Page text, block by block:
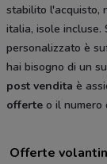
stabilito l'acquisto,
italia, isole incluse.
personalizzato è
hai bisogno di un
post vendita è
offerte o il numero
Offerte